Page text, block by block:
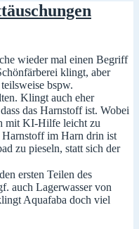
wieder mal einen Begriff
klingt, aber
bspw.
Klingt auch eher
das Harnstoff ist. Wobei
mit KI-Hilfe leicht zu
im Harn drin ist
zu pieseln, statt sich der
ersten Teilen des
auch Lagerwasser von
Aquafaba doch viel